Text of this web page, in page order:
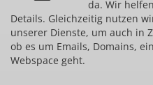
da. Wir
Details. Gleichzeitig nutzen
unserer Dienste, um auch in
ob es um Emails, Domains,
Webspace geht.